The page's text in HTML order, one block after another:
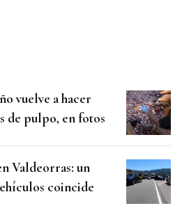
vuelve a hacer
de pulpo, en fotos
Valdeorras: un
coincide